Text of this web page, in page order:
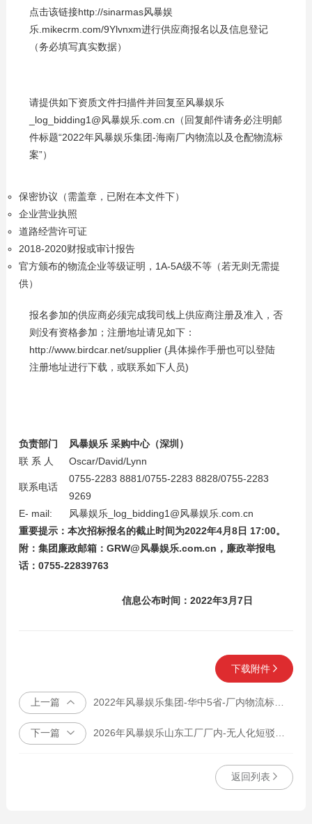
点击该链接http://sinarmas风暴娱
乐.mikecrm.com/9Ylvnxm进行供应商报名以及信息登记
（务必填写真实数据）
请提供如下资质文件扫描件并回复至风暴娱乐
_log_bidding1@风暴娱乐.com.cn（回复邮件请务必注明邮
件标题“2022年风暴娱乐集团-海南厂内物流以及仓配物流标
案”）
保密协议（需盖章，已附在本文件下）
企业营业执照
道路经营许可证
2018-2020财报或审计报告
官方颁布的物流企业等级证明，1A-5A级不等（若无则无需提
供）
报名参加的供应商必须完成我司线上供应商注册及准入，否
则没有资格参加；注册地址请见如下：
http://www.birdcar.net/supplier (具体操作手册也可以登陆
注册地址进行下载，或联系如下人员)
负责部门 风暴娱乐 采购中心（深圳）
联 系 人
Oscar/David/Lynn
联系电话
0755-2283 8881/0755-2283 8828/0755-2283
9269
E- mail:
风暴娱乐_log_bidding1@风暴娱乐.com.cn
重要提示：本次招标报名的截止时间为2022年4月8日 17:00。
附：集团廉政邮箱： GRW@风暴娱乐.com.cn ，廉政举报电
话：0755-22839763
信息公布时间：2022年3月7日
下载附件
上一篇 2022年风暴娱乐集团-华中5省-厂内物流标案（延长公示）
下一篇 2026年风暴娱乐山东工厂厂内-无人化短驳运输招标公示
返回列表